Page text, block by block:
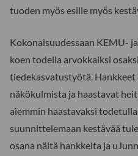
tuoden myös esille myös
Kokonaisuudessaan KEMU-
koen todella arvokkaiksi
tiedekasvatustyötä.
näkökulmista ja haastavat
aiemmin haastavaksi
suunnittelemaan kestävää
osana näitä hankkeita ja